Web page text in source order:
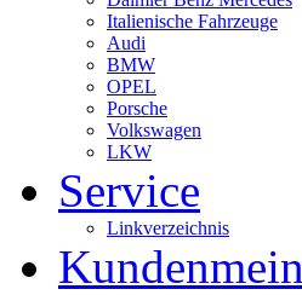
Italienische Fahrzeuge
Audi
BMW
OPEL
Porsche
Volkswagen
LKW
Service
Linkverzeichnis